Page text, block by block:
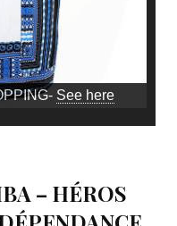
See here
– HÉROS